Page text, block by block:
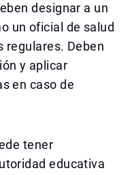
designar a un
un oficial de salud
regulares. Deben
y aplicar
en caso de
tener
educativa